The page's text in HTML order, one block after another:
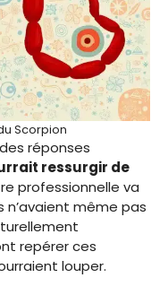
Scorpion
réponses
ressurgir de
professionnelle va
n’avaient même pas
repérer ces
louper.